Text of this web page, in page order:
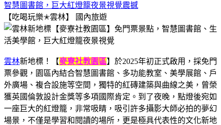
智慧圖書館，巨大紅燈籠夜景視覺震撼
【吃喝玩樂✭雲林】
國內旅遊
雲林新地標！【麥寮社教園區】於2025年初正式啟用，採免門
票參觀，園區內結合智慧圖書館、多功能教室、美學展館、戶
外廣場、複合設施等空間，獨特的紅磚建築與曲線之美，曾榮
獲英國倫敦設計金獎等多項國際肯定。到了夜晚，點燈後宛如
一座巨大的紅燈籠，非常吸睛，吸引許多攝影大師必拍的夢幻
場景，不僅是學習和閱讀的場所，更是極具代表性的文化新地